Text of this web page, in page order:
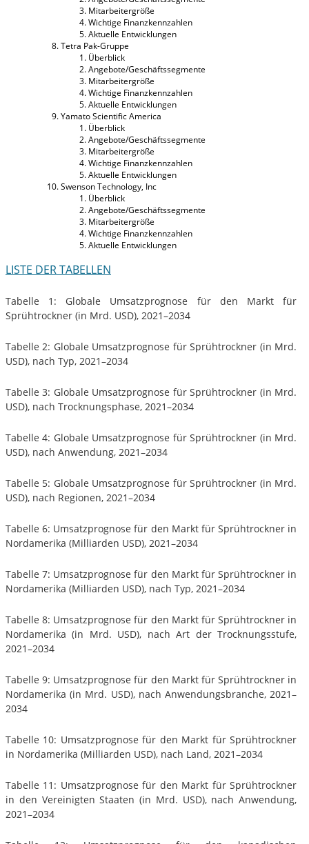
Mitarbeitergröße
Wichtige Finanzkennzahlen
Aktuelle Entwicklungen
Tetra Pak-Gruppe
Überblick
Angebote/Geschäftssegmente
Mitarbeitergröße
Wichtige Finanzkennzahlen
Aktuelle Entwicklungen
Yamato Scientific America
Überblick
Angebote/Geschäftssegmente
Mitarbeitergröße
Wichtige Finanzkennzahlen
Aktuelle Entwicklungen
Swenson Technology, Inc
Überblick
Angebote/Geschäftssegmente
Mitarbeitergröße
Wichtige Finanzkennzahlen
Aktuelle Entwicklungen
LISTE DER TABELLEN
Tabelle 1: Globale Umsatzprognose für den Markt für
Sprühtrockner (in Mrd. USD), 2021–2034
Tabelle 2: Globale Umsatzprognose für Sprühtrockner (in Mrd.
USD), nach Typ, 2021–2034
Tabelle 3: Globale Umsatzprognose für Sprühtrockner (in Mrd.
USD), nach Trocknungsphase, 2021–2034
Tabelle 4: Globale Umsatzprognose für Sprühtrockner (in Mrd.
USD), nach Anwendung, 2021–2034
Tabelle 5: Globale Umsatzprognose für Sprühtrockner (in Mrd.
USD), nach Regionen, 2021–2034
Tabelle 6: Umsatzprognose für den Markt für Sprühtrockner in
Nordamerika (Milliarden USD), 2021–2034
Tabelle 7: Umsatzprognose für den Markt für Sprühtrockner in
Nordamerika (Milliarden USD), nach Typ, 2021–2034
Tabelle 8: Umsatzprognose für den Markt für Sprühtrockner in
Nordamerika (in Mrd. USD), nach Art der Trocknungsstufe,
2021–2034
Tabelle 9: Umsatzprognose für den Markt für Sprühtrockner in
Nordamerika (in Mrd. USD), nach Anwendungsbranche, 2021–
2034
Tabelle 10: Umsatzprognose für den Markt für Sprühtrockner
in Nordamerika (Milliarden USD), nach Land, 2021–2034
Tabelle 11: Umsatzprognose für den Markt für Sprühtrockner
in den Vereinigten Staaten (in Mrd. USD), nach Anwendung,
2021–2034